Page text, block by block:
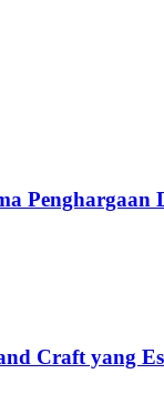
Craft yang